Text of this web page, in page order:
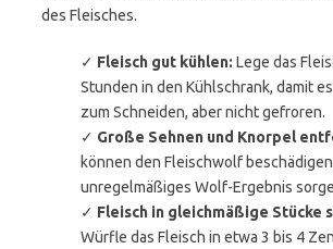
des Fleisches.
✓ Fleisch gut kühlen: Lege das
Stunden in den Kühlschrank, damit
zum Schneiden, aber nicht gefroren.
✓ Große Sehnen und Knorpel
können den Fleischwolf
unregelmäßiges Wolf-Ergebnis
✓ Fleisch in gleichmäßige Stücke
Würfle das Fleisch in etwa 3 bis 4